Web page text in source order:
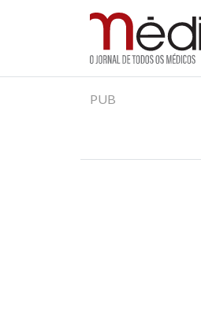
Jornal Médico
Médico – O Jornal
PUB